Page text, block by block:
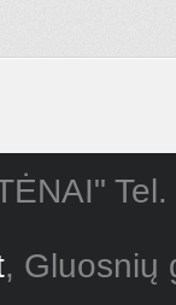
, Gluosnių